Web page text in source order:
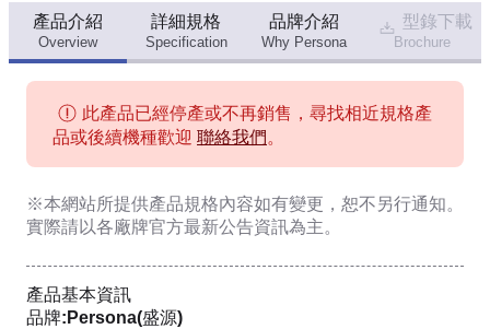
產品介紹
Overview
詳細規格
Specification
品牌介紹
Why Persona
型錄下載
Brochure
此產品已經停產或不再銷售，尋找相近規格產
品或後續機種歡迎 聯絡我們 。
※本網站所提供產品規格內容如有變更，恕不另行通知。
實際請以各廠牌官方最新公告資訊為主。
產品基本資訊
品牌:Persona(盛源)